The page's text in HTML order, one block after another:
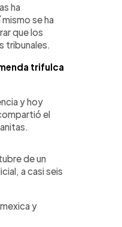
ha
se ha
que los
tribunales.
trifulca
y hoy
el
de un
a casi seis
y